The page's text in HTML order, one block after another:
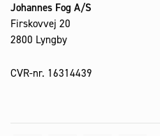
Johannes Fog A/S
Firskovvej 20
2800 Lyngby
CVR-nr. 16314439